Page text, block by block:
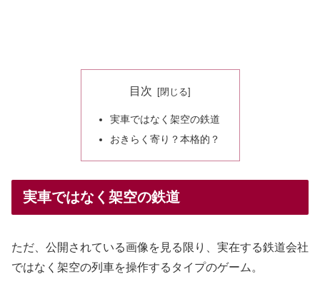
目次
実車ではなく架空の鉄道
おきらく寄り？本格的？
実車ではなく架空の鉄道
ただ、公開されている画像を見る限り、実在する鉄道会社
ではなく架空の列車を操作するタイプのゲーム。